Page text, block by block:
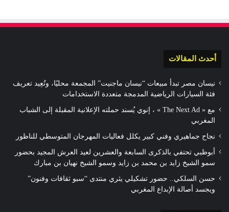
أحدث المقالات
نيسان مصر تبدأ مبيعات “نيسان ماجنيت” المجمعة محليًا، وتُعِيد تعريف
فئة السيارات الرياضية المدمجة متعددة الاستخدامات
مع « The Next Ad » ، إنوي يُسند حملته الإعلانية المقبلة إلى الشباب
المغربي
نجاح جماهيري وفني كبير يكلل فعاليات المهرجان المتوسطي للناظور
أبوظبي تحتفي بالذكرى السابعة والعشرين لعيد العرش المجيد بحضور
سمو الشيخ زايد بن محمد بن زايد وسمو الشيخ نهيان بن مبارك
حسن السلكي.. حضور تشكيلي يثري منتدى “سبو ثقافات وفنون”
ويجسد أصالة الإبداع المغربي